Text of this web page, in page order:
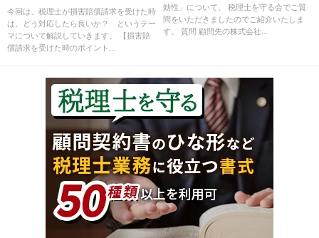
今回は、税理士が損害賠償請求を受けた時
は、どう対応したら良いか？ というテー
マについて解説していきます。 【損害賠
償請求を受けた時のポイント...
効性」について、 税理士を守る会でご質
問をいただきましたのでご紹介いたしま
す。 質問 顧問先の株式会社...